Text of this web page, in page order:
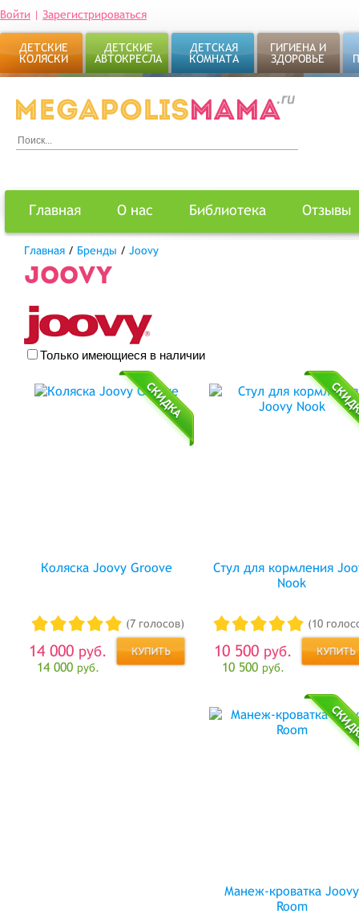
Войти | Зарегистрироваться
ДЕТСКИЕ
КОЛЯСКИ
ДЕТСКИЕ
АВТОКРЕСЛА
ДЕТСКАЯ
КОМНАТА
ГИГИЕНА И
ЗДОРОВЬЕ
Главная О нас Библиотека Отзывы
Главная / Бренды / Joovy
JOOVY
Только имеющиеся в наличии
Коляска Joovy Groove
(7 голосов)
14 000 руб.
14 000 руб.
Стул для кормления
Nook
(10
10 500 руб.
10 500 руб.
Манеж-кроватка Joovy
Room